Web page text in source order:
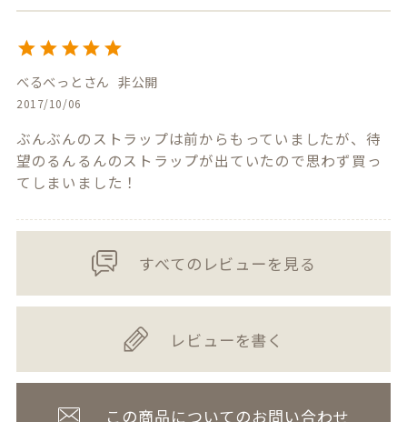
べるべっと 非公開
2017/10/06
ぶんぶんのストラップは前からもっていましたが、待
望のるんるんのストラップが出ていたので思わず買っ
てしまいました！
すべてのレビューを見る
レビューを書く
この商品についてのお問い合わせ